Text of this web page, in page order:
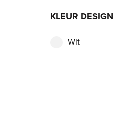
KLEUR DESIGN
Wit